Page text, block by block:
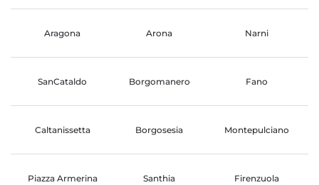
Aragona Arona Narni
SanCataldo Borgomanero Fano
Caltanissetta Borgosesia Montepulciano
Piazza Armerina Santhia Firenzuola